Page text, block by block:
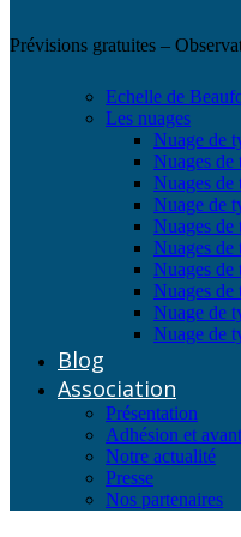
Prévisions gratuites –
Echelle de
Les nuages
Nuage de
Nuages de
Nuages
Nuage de
Nuages de
Nuages
Nuages de
Nuages de
Nuage de
Nuage de
Blog
Association
Présentation
Adhésion et
Notre actualité
Presse
Nos partenaires